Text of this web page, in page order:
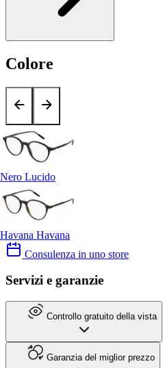
Colore
Nero Lucido
Havana Havana
Consulenza in uno store
Servizi e garanzie
Controllo gratuito della vista
Garanzia del miglior prezzo